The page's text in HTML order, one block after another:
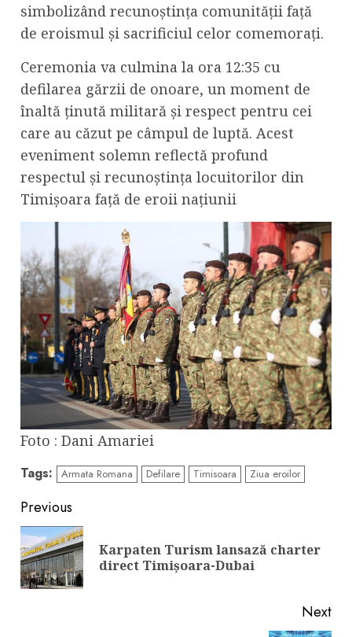
simbolizând recunoștința comunității față
de eroismul și sacrificiul celor comemorați.
Ceremonia va culmina la ora 12:35 cu
defilarea gărzii de onoare, un moment de
înaltă ținută militară și respect pentru cei
care au căzut pe câmpul de luptă. Acest
eveniment solemn reflectă profund
respectul și recunoștința locuitorilor din
Timișoara față de eroii națiunii
Foto : Dani Amariei
Tags: Armata Romana Defilare Timisoara Ziua eroilor
Continue
Reading
Previous
Karpaten Turism lansază charter
direct Timișoara-Dubai
Next